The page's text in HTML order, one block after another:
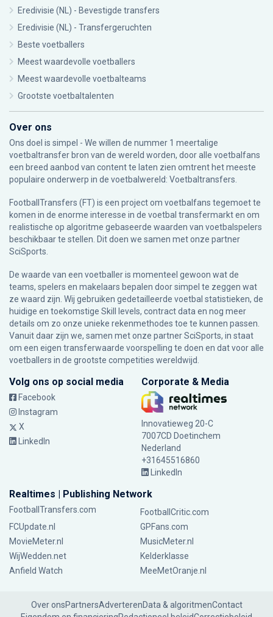
Eredivisie (NL) - Bevestigde transfers
Eredivisie (NL) - Transfergeruchten
Beste voetballers
Meest waardevolle voetballers
Meest waardevolle voetbalteams
Grootste voetbaltalenten
Over ons
Ons doel is simpel - We willen de nummer 1 meertalige
voetbaltransfer bron van de wereld worden, door alle voetbalfans
een breed aanbod van content te laten zien omtrent het meeste
populaire onderwerp in de voetbalwereld: Voetbaltransfers.
FootballTransfers (FT) is een project om voetbalfans tegemoet te
komen in de enorme interesse in de voetbal transfermarkt en om
realistische op algoritme gebaseerde waarden van voetbalspelers
beschikbaar te stellen. Dit doen we samen met onze partner
SciSports.
De waarde van een voetballer is momenteel gewoon wat de
teams, spelers en makelaars bepalen door simpel te zeggen wat
ze waard zijn. Wij gebruiken gedetailleerde voetbal statistieken, de
huidige en toekomstige Skill levels, contract data en nog meer
details om zo onze unieke rekenmethodes toe te kunnen passen.
Vanuit daar zijn we, samen met onze partner SciSports, in staat
om een eigen transferwaarde voorspelling te doen en dat voor alle
voetballers in de grootste competities wereldwijd.
Volg ons op social media
Facebook
Instagram
X
LinkedIn
Corporate & Media
Innovatieweg 20-C
7007CD Doetinchem
Nederland
+31645516860
LinkedIn
Realtimes | Publishing Network
FootballTransfers.com
FootballCritic.com
FCUpdate.nl
GPFans.com
MovieMeter.nl
MusicMeter.nl
WijWedden.net
Kelderklasse
Anfield Watch
MeeMetOranje.nl
Over onsPartnersAdverterenData & algoritmenContact